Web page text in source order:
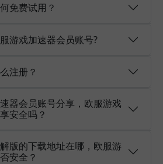
免费试用？
游戏加速器会员账号?
注册？
器会员账号分享，欧服游戏
安全吗？
版的下载地址在哪，欧服游
安全？